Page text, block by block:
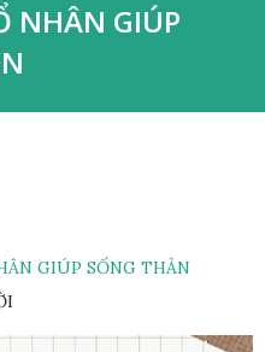
NHÂN GIÚP
GIÚP SỐNG THẢN